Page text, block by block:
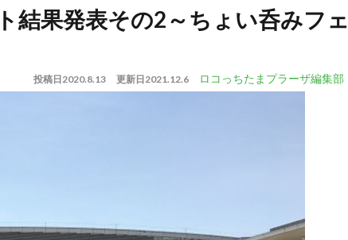
結果発表その2～ちょい呑みフェ
投稿日2020.8.13 更新日2021.12.6 ロコっちたまプラーザ編集部